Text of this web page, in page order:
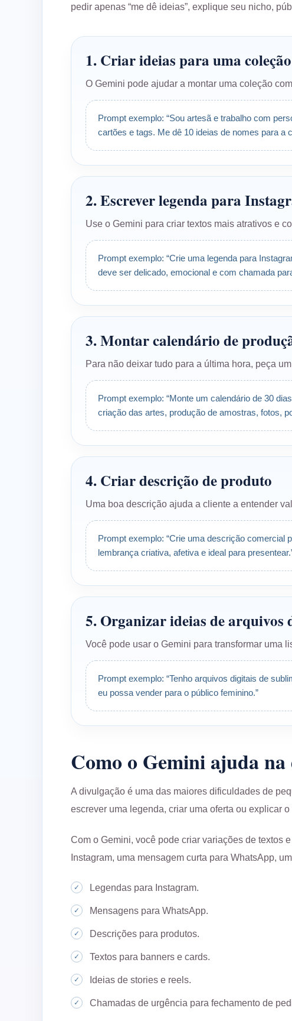
pedir apenas “me dê ideias”, explique seu nicho,
1. Criar ideias para uma
O Gemini pode ajudar a montar uma coleção
Prompt exemplo: “Sou artesã e trabalho com
cartões e tags. Me dê 10 ideias de nomes para a
2. Escrever legenda para
Use o Gemini para criar textos mais atrativos e
Prompt exemplo: “Crie uma legenda para
deve ser delicado, emocional e com chamada
3. Montar calendário de
Para não deixar tudo para a última hora, peça
Prompt exemplo: “Monte um calendário de 30
criação das artes, produção de amostras, fotos,
4. Criar descrição de produto
Uma boa descrição ajuda a cliente a entender
Prompt exemplo: “Crie uma descrição comercial
lembrança criativa, afetiva e ideal para
5. Organizar ideias de arquivos
Você pode usar o Gemini para transformar uma
Prompt exemplo: “Tenho arquivos digitais de
eu possa vender para o público feminino.”
Como o Gemini ajuda
A divulgação é uma das maiores dificuldades de
escrever uma legenda, criar uma oferta ou explicar
Com o Gemini, você pode criar variações de textos
Instagram, uma mensagem curta para WhatsApp,
Legendas para Instagram.
Mensagens para WhatsApp.
Descrições para produtos.
Textos para banners e cards.
Ideias de stories e reels.
Chamadas de urgência para fechamento de